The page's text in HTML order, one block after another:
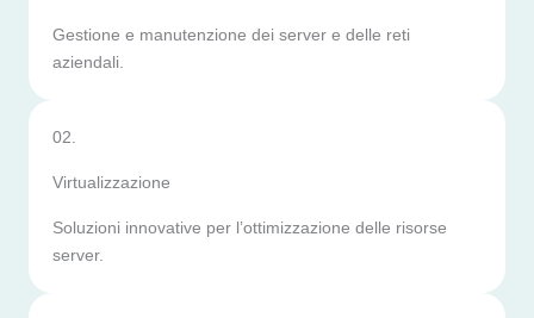
Gestione e manutenzione dei server e delle reti
aziendali.
02.
Virtualizzazione
Soluzioni innovative per l’ottimizzazione delle risorse
server.